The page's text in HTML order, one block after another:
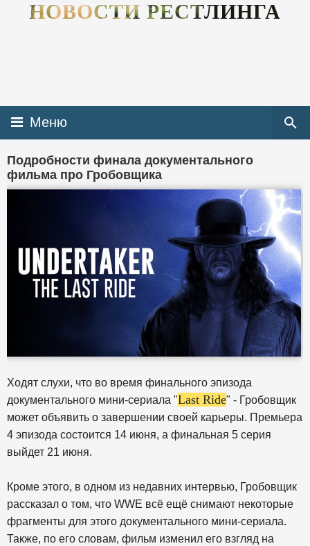
НОВОСТИ РЕСТЛИНГА
Меню
Подробности финала документального
фильма про Гробовщика
Ходят слухи, что во время финального эпизода
документального мини-сериала "Last Ride" - Гробовщик
может объявить о завершении своей карьеры. Премьера
4 эпизода состоится 14 июня, а финальная 5 серия
выйдет 21 июня.
Кроме этого, в одном из недавних интервью, Гробовщик
рассказал о том, что WWE всё ещё снимают некоторые
фрагменты для этого документального мини-сериала.
Также, по его словам, фильм изменил его взгляд на